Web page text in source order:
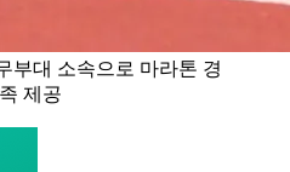
부대 소속으로 마라톤 경
제공